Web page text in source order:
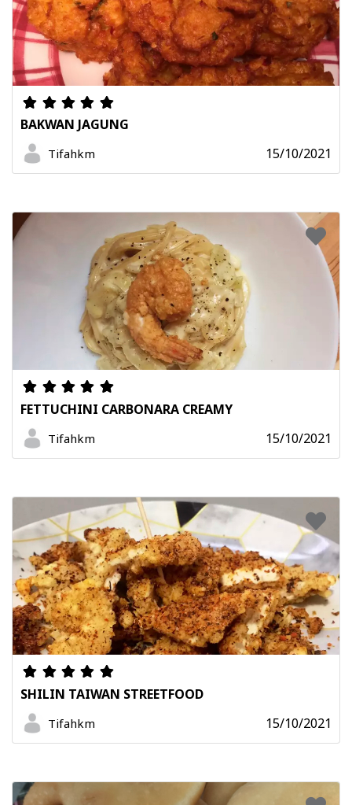
BAKWAN JAGUNG
Tifahkm 15/10/2021
FETTUCHINI CARBONARA CREAMY
Tifahkm 15/10/2021
SHILIN TAIWAN STREETFOOD
Tifahkm 15/10/2021